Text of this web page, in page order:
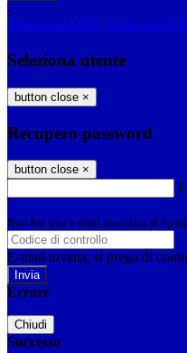
-
Entra con SPID Entra con
Seleziona utente
button close ×
Recupero password
button close ×
Non hai una e-mail associata al
E-mail inviata, si prega di
Errore
Chiudi
Successo